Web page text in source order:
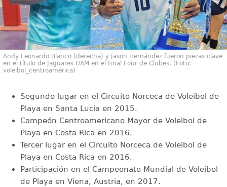
Andy Leonardo Blanco (derecha) y Jason Hernández fueron piezas clave
en el título de Jaguares UAM en el Final Four de Clubes. (Foto:
voleibol_centroamérica)
Segundo lugar en el Circuito Norceca de Voleibol de
Playa en Santa Lucía en 2015.
Campeón Centroamericano Mayor de Voleibol de
Playa en Costa Rica en 2016.
Tercer lugar en el Circuito Norceca de Voleibol de
Playa en Costa Rica en 2016.
Participación en el Campeonato Mundial de Voleibol
de Playa en Viena, Austria, en 2017.